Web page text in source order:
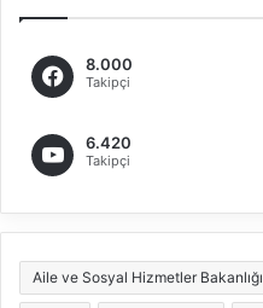
8.000
Takipçi
6.420
Takipçi
Aile ve Sosyal Hizmetler Bakanlığı